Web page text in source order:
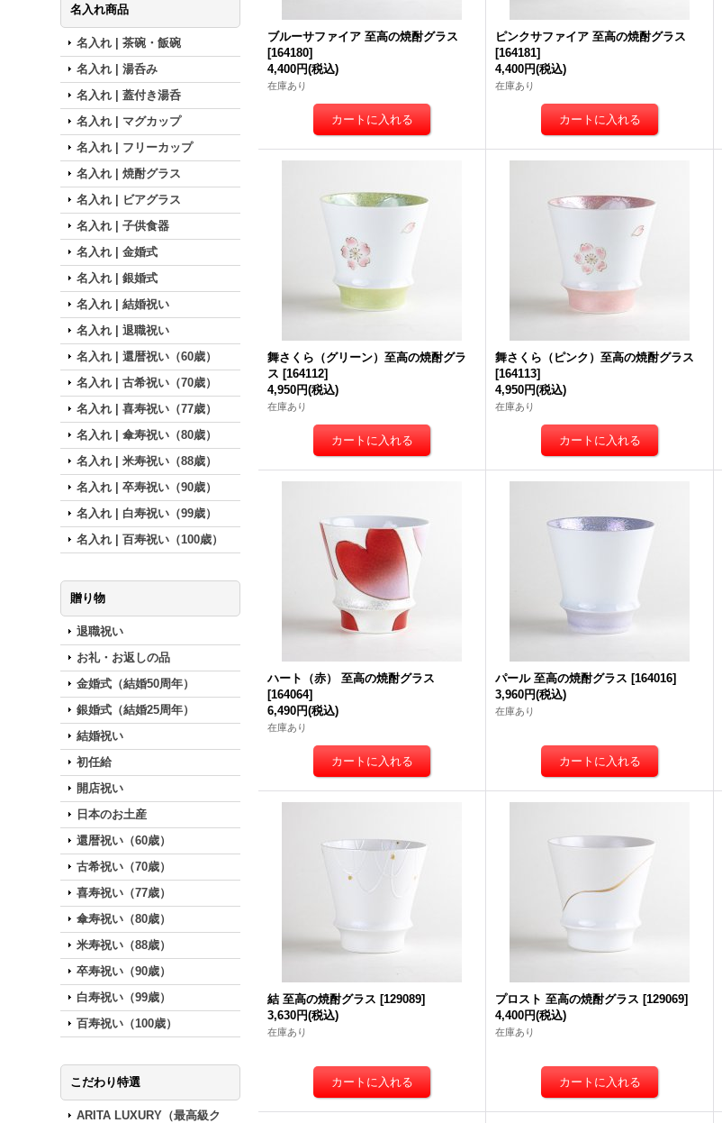
名入れ商品
名入れ | 茶碗・飯碗
名入れ | 湯呑み
名入れ | 蓋付き湯呑
名入れ | マグカップ
名入れ | フリーカップ
名入れ | 焼酎グラス
名入れ | ビアグラス
名入れ | 子供食器
名入れ | 金婚式
名入れ | 銀婚式
名入れ | 結婚祝い
名入れ | 退職祝い
名入れ | 還暦祝い（60歳）
名入れ | 古希祝い（70歳）
名入れ | 喜寿祝い（77歳）
名入れ | 傘寿祝い（80歳）
名入れ | 米寿祝い（88歳）
名入れ | 卒寿祝い（90歳）
名入れ | 白寿祝い（99歳）
名入れ | 百寿祝い（100歳）
贈り物
退職祝い
お礼・お返しの品
金婚式（結婚50周年）
銀婚式（結婚25周年）
結婚祝い
初任給
開店祝い
日本のお土産
還暦祝い（60歳）
古希祝い（70歳）
喜寿祝い（77歳）
傘寿祝い（80歳）
米寿祝い（88歳）
卒寿祝い（90歳）
白寿祝い（99歳）
百寿祝い（100歳）
こだわり特選
ARITA LUXURY（最高級ク
ブルーサファイア 至高の焼酎グラス
[164180]
4,400円(税込)
在庫あり
ピンクサファイア 至高の焼酎グラス
[164181]
4,400円(税込)
在庫あり
舞さくら（グリーン）至高の焼酎グラ
ス [164112]
4,950円(税込)
在庫あり
舞さくら（ピンク）至高の焼酎グラス
[164113]
4,950円(税込)
在庫あり
ハート（赤） 至高の焼酎グラス
[164064]
6,490円(税込)
在庫あり
パール 至高の焼酎グラス [164016]
3,960円(税込)
在庫あり
結 至高の焼酎グラス [129089]
3,630円(税込)
在庫あり
プロスト 至高の焼酎グラス [129069]
4,400円(税込)
在庫あり